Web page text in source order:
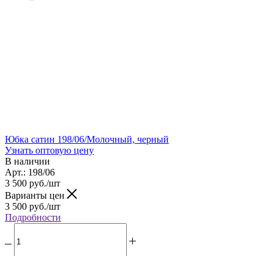
Юбка сатин 198/06/Молочный, черный
Узнать оптовую цену
В наличии
Арт.: 198/06
3 500 руб./шт
Варианты цен
3 500 руб./шт
Подробности